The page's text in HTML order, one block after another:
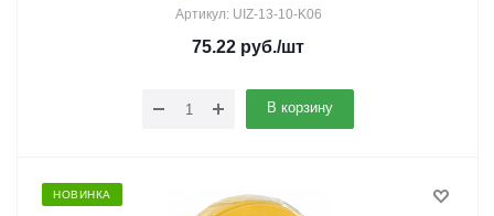
Артикул: UIZ-13-10-K06
75.22 руб./шт
В корзину
НОВИНКА